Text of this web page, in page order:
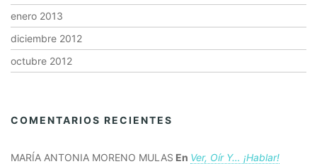
enero 2013
diciembre 2012
octubre 2012
COMENTARIOS RECIENTES
MARÍA ANTONIA MORENO MULAS En Ver, Oír Y… ¡hablar!